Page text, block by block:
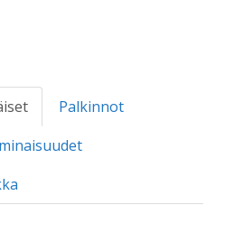
Palkinnot